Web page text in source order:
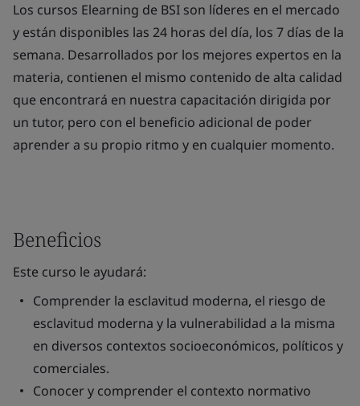
Los cursos Elearning de BSI son líderes en el mercado
y están disponibles las 24 horas del día, los 7 días de la
semana. Desarrollados por los mejores expertos en la
materia, contienen el mismo contenido de alta calidad
que encontrará en nuestra capacitación dirigida por
un tutor, pero con el beneficio adicional de poder
aprender a su propio ritmo y en cualquier momento.
Beneficios
Este curso le ayudará:
Comprender la esclavitud moderna, el riesgo de
esclavitud moderna y la vulnerabilidad a la misma
en diversos contextos socioeconómicos, políticos y
comerciales.
Conocer y comprender el contexto normativo